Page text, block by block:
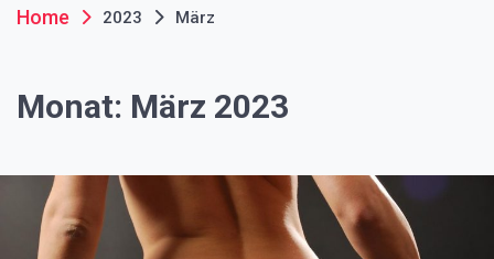
Home 2023 März
Monat: März 2023